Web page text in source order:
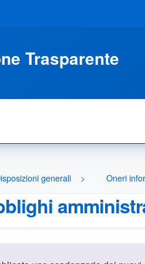
Trasparente
generali Oneri